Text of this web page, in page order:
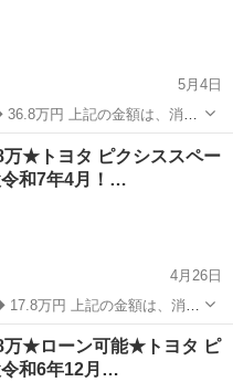
5月4日
報◆ メーカ
色：シルバー 型式：DAA-
ス
★トヨタ ピクシススペー
令和7年4月！…
4月26日
等全てコミコミの金額です！
クシススペース グレード：
★ローン可能★トヨタ ピ
令和6年12月…